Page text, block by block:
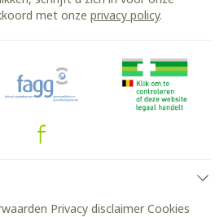
met onze privacy policy.
Privacy disclaimer Cookies